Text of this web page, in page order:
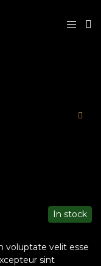
In stock
voluptate velit esse
sint